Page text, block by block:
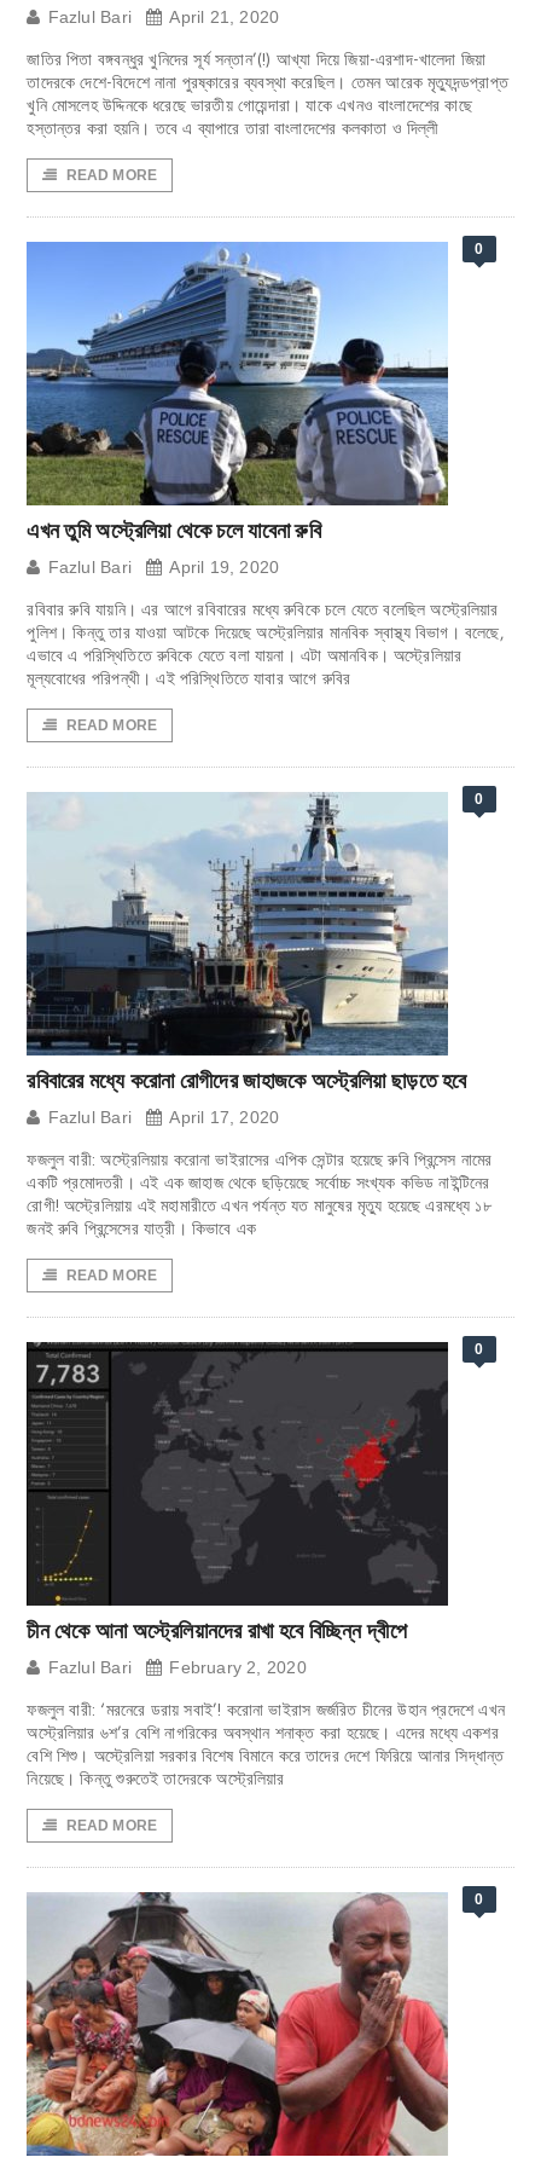
Fazlul Bari April 21, 2020
জাতির পিতা বঙ্গবন্ধুর খুনিদের সূর্য সন্তান’(!) আখ্যা দিয়ে জিয়া-এরশাদ-খালেদা জিয়া
তাদেরকে দেশে-বিদেশে নানা পুরষ্কারের ব্যবস্থা করেছিল। তেমন আরেক মৃত্যুদন্ডপ্রাপ্ত
খুনি মোসলেহ উদ্দিনকে ধরেছে ভারতীয় গোয়েন্দারা। যাকে এখনও বাংলাদেশের কাছে
হস্তান্তর করা হয়নি। তবে এ ব্যাপারে তারা বাংলাদেশের কলকাতা ও দিল্লী
READ MORE
0
এখন তুমি অস্ট্রেলিয়া থেকে চলে যাবেনা রুবি
Fazlul Bari April 19, 2020
রবিবার রুবি যায়নি। এর আগে রবিবারের মধ্যে রুবিকে চলে যেতে বলেছিল অস্ট্রেলিয়ার
পুলিশ। কিন্তু তার যাওয়া আটকে দিয়েছে অস্ট্রেলিয়ার মানবিক স্বাস্থ্য বিভাগ। বলেছে,
এভাবে এ পরিস্থিতিতে রুবিকে যেতে বলা যায়না। এটা অমানবিক। অস্ট্রেলিয়ার
মূল্যবোধের পরিপন্থী। এই পরিস্থিতিতে যাবার আগে রুবির
READ MORE
0
রবিবারের মধ্যে করোনা রোগীদের জাহাজকে অস্ট্রেলিয়া ছাড়তে হবে
Fazlul Bari April 17, 2020
ফজলুল বারী: অস্ট্রেলিয়ায় করোনা ভাইরাসের এপিক সেন্টার হয়েছে রুবি প্রিন্সেস নামের
একটি প্রমোদতরী। এই এক জাহাজ থেকে ছড়িয়েছে সর্বোচ্চ সংখ্যক কভিড নাইন্টিনের
রোগী! অস্ট্রেলিয়ায় এই মহামারীতে এখন পর্যন্ত যত মানুষের মৃত্যু হয়েছে এরমধ্যে ১৮
জনই রুবি প্রিন্সেসের যাত্রী। কিভাবে এক
READ MORE
0
চীন থেকে আনা অস্ট্রেলিয়ানদের রাখা হবে বিচ্ছিন্ন দ্বীপে
Fazlul Bari February 2, 2020
ফজলুল বারী: ‘মরনেরে ডরায় সবাই’! করোনা ভাইরাস জর্জরিত চীনের উহান প্রদেশে এখন
অস্ট্রেলিয়ার ৬শ’র বেশি নাগরিকের অবস্থান শনাক্ত করা হয়েছে। এদের মধ্যে একশর
বেশি শিশু। অস্ট্রেলিয়া সরকার বিশেষ বিমানে করে তাদের দেশে ফিরিয়ে আনার সিদ্ধান্ত
নিয়েছে। কিন্তু শুরুতেই তাদেরকে অস্ট্রেলিয়ার
READ MORE
0